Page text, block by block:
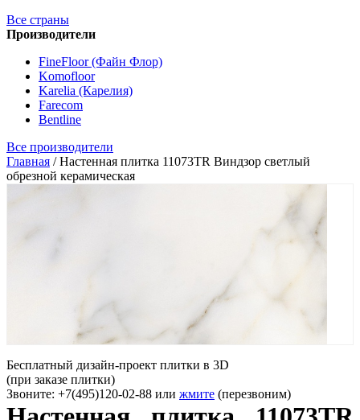
Все страны
Производители
FineFloor (Файн Флор)
Komofloor
Karelia (Карелия)
Farecom
Bentline
Все производители
Главная /Настенная плитка 11073TR Виндзор светлый
обрезной керамическая
Бесплатный дизайн-проект плитки в 3D
(при заказе плитки)
Звоните: +7(495)120-02-88 или жмите (перезвоним)